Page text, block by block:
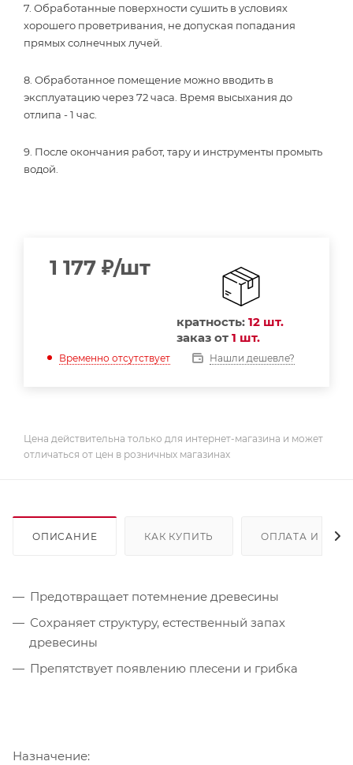
7. Обработанные поверхности сушить в условиях
хорошего проветривания, не допуская попадания
прямых солнечных лучей.
8. Обработанное помещение можно вводить в
эксплуатацию через 72 часа. Время высыхания до
отлипа - 1 час.
9. После окончания работ, тару и инструменты промыть
водой.
1 177 ₽/шт
кратность: 12 шт.
заказ от 1 шт.
Временно отсутствует Нашли дешевле?
Цена действительна только для интернет-магазина и может
отличаться от цен в розничных магазинах
ОПИСАНИЕ КАК КУПИТЬ ОПЛАТА И
Предотвращает потемнение древесины
Сохраняет структуру, естественный запах
древесины
Препятствует появлению плесени и грибка
Назначение: